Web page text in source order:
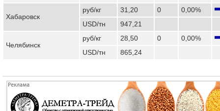
Хабаровск
руб/кг 31,20 0
0,00%
USD/тн
947,21
Челябинск
руб/кг 28,50 0
0,00%
USD/тн
865,24